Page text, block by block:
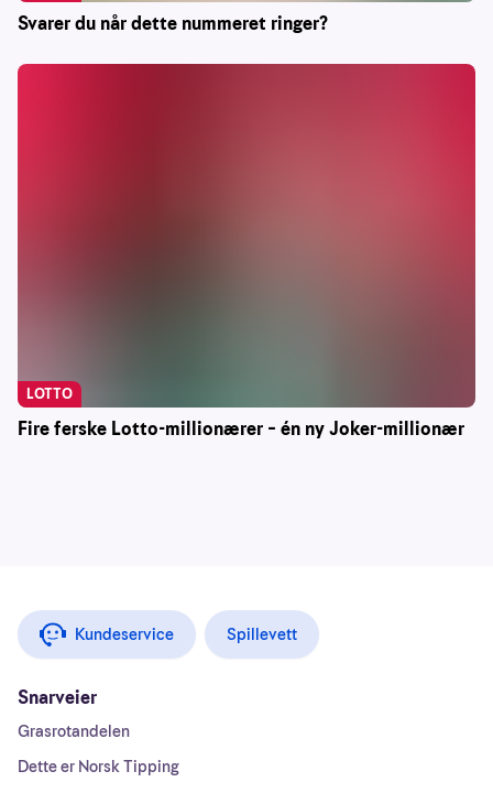
Svarer du når dette nummeret ringer?
Fire ferske Lotto-millionærer – én ny Joker-millionær
LOTTO
Kundeservice Spillevett
Snarveier
Grasrotandelen
Dette er Norsk Tipping